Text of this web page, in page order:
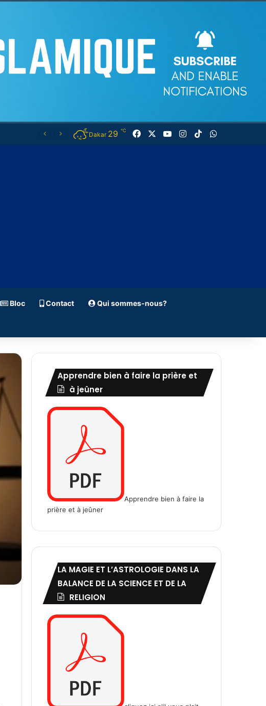
Dakar 29 ℃ Facebook YouTubeInstagram
TikTok
Bloc Contact Qui sommes-nous?
Apprendre bien à faire la prière et
à jeûner
Apprendre bien à faire la
prière et à jeûner
LA MAGIE ET L’ASTROLOGIE DANS LA
BALANCE DE LA SCIENCE ET DE LA
RELIGION